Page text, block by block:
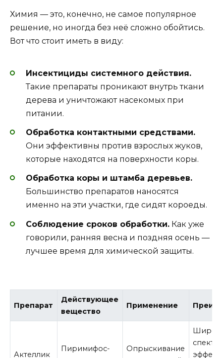
Химия — это, конечно, не самое популярное
решение, но иногда без неё сложно обойтись.
Вот что стоит иметь в виду:
Инсектициды системного действия.
Такие препараты проникают внутрь ткани
дерева и уничтожают насекомых при
питании.
Обработка контактными средствами.
Они эффективны против взрослых жуков,
которые находятся на поверхности коры.
Обработка коры и штамба деревьев.
Большинство препаратов наносятся
именно на эти участки, где сидят короеды.
Соблюдение сроков обработки. Как уже
говорили, ранняя весна и поздняя осень —
лучшее время для химической защиты.
Препарат
Действующее
вещество
Применение
Актеллик
Пиримифос-
Опрыскивание
спектр